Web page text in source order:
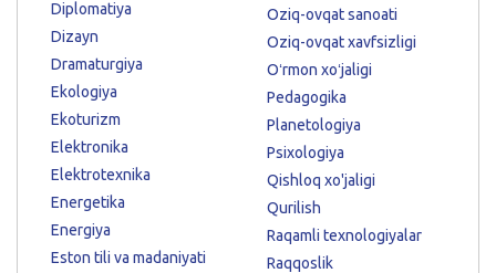
Diplomatiya
Dizayn
Dramaturgiya
Ekologiya
Ekoturizm
Elektronika
Elektrotexnika
Energetika
Energiya
Eston tili va madaniyati
Oziq-ovqat sanoati
Oziq-ovqat xavfsizligi
Oʻrmon xoʻjaligi
Pedagogika
Planetologiya
Psixologiya
Qishloq xo'jaligi
Qurilish
Raqamli texnologiyalar
Raqqoslik